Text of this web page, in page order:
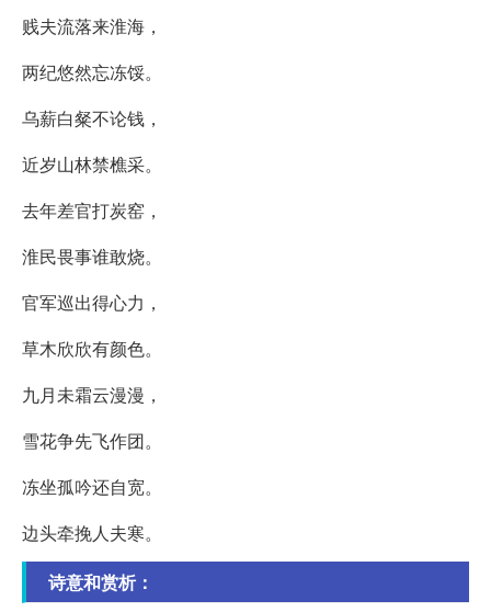
贱夫流落来淮海，
两纪悠然忘冻馁。
乌薪白粲不论钱，
近岁山林禁樵采。
去年差官打炭窑，
淮民畏事谁敢烧。
官军巡出得心力，
草木欣欣有颜色。
九月未霜云漫漫，
雪花争先飞作团。
冻坐孤吟还自宽。
边头牵挽人夫寒。
诗意和赏析：